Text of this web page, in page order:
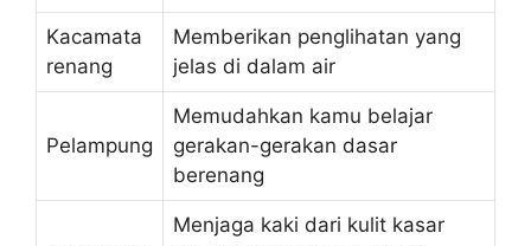
Kacamata
renang
Memberikan penglihatan yang
jelas di dalam air
Pelampung
Memudahkan kamu belajar
gerakan-gerakan dasar
berenang
Menjaga kaki dari kulit kasar